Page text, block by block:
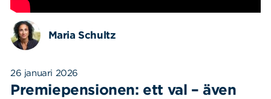
Maria Schultz
26 januari 2026
Premiepensionen: ett val – även